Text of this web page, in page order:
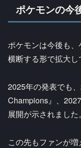
ポケモンの今
ポケモンは今後も
横断する形で拡大し
2025年の発表でも
Champions』、
展開が示されました。
この先もファンが